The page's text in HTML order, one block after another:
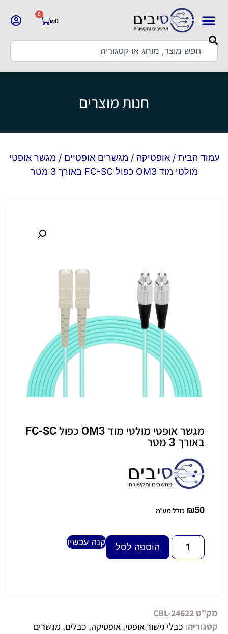
₪0
0
חנות מוצרים
עמוד הבית /אופטיקה / מגשרים אופטיים / מגשר אופטי
מולטי מוד OM3 כפול FC-SC באורך 3 מטר
מגשר אופטי מולטי מוד OM3 כפול FC-SC
באורך 3 מטר
₪50 כולל מע"מ
הוספה לסל קנה עכשיו
מק"ט CBL-24622
קטגוריה: כבלי גישור אופטי, אופטיקה, כבלים, מגשרים